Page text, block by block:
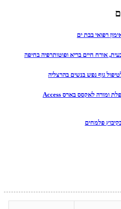
רפואי בבת ים
אורח חיים בריא ופוטותרפיה בחיפה
גוף נפש בנשים בהרצליה
שרונה סופר -מאמנת רוחנית, מטפלת ומורה לאקסס בארס Access
בקיבוץ פלמחים